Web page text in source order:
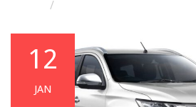
12
JAN